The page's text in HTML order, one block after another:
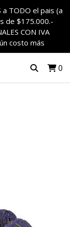
a TODO el pais (a
de $175.000.-
CON IVA
costo más
0